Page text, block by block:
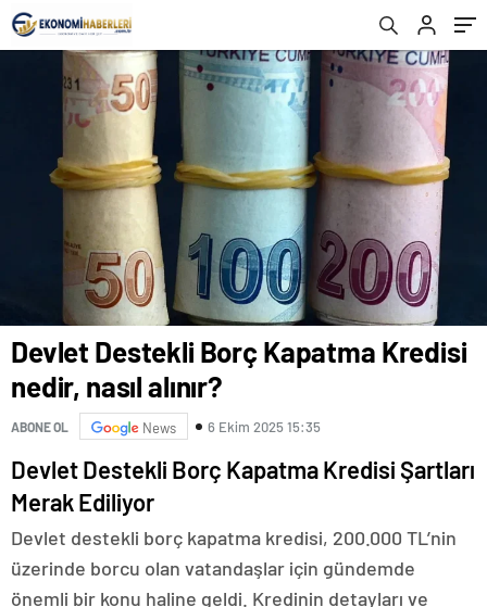
Devlet Destekli Borç Kapatma Kredisi
nedir, nasıl alınır?
ABONE OL News 6 Ekim 2025 15:35
Devlet Destekli Borç Kapatma Kredisi Şartları
Merak Ediliyor
Devlet destekli borç kapatma kredisi, 200.000 TL’nin
üzerinde borcu olan vatandaşlar için gündemde
önemli bir konu haline geldi. Kredinin detayları ve